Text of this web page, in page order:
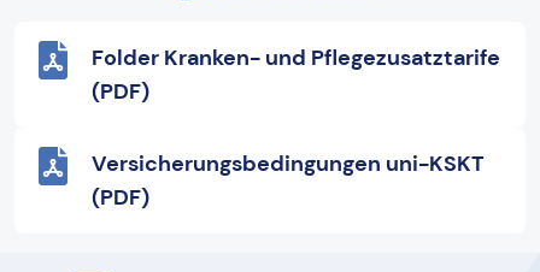
Folder Kranken- und Pflegezusatztarife
(PDF)
Versicherungsbedingungen uni-KSKT
(PDF)